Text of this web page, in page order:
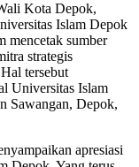
Kota Depok,
Islam Depok
mencetak sumber
strategis
tersebut
Universitas Islam
Sawangan, Depok,
apresiasi